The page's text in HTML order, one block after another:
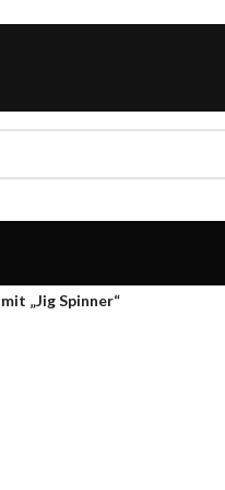
„Jig Spinner“